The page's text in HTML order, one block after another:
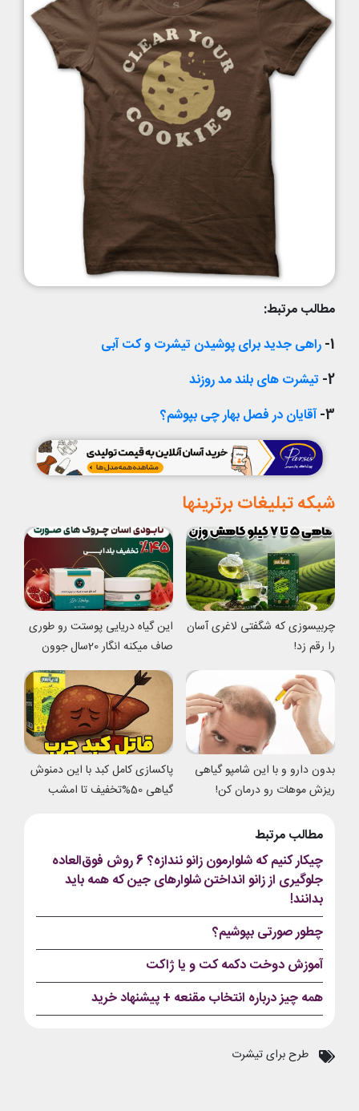
مطالب مرتبط:
1- راهی جدید برای پوشیدن تیشرت و کت آبی
2- تیشرت های بلند مد روزند
3- آقایان در فصل بهار چی بپوشم؟
شبکه تبلیغات برترینها
چربیسوزی که شگفتی لاغری آسان
را رقم زد!
این گیاه دریایی پوستت رو طوری
صاف میکنه انگار 20سال جوون
شدی
بدون دارو و با این شامپو گیاهی
ریزش موهات رو درمان کن!
پاکسازی کامل کبد با این دمنوش
گیاهی 50%تخفیف تا امشب
مطالب مرتبط
چیکار کنیم که شلوارمون زانو نندازه؟ 6 روش فوق‌العاده
جلوگیری از زانو انداختن شلوارهای جین که همه باید
بدانند!
چطور صورتی بپوشیم؟
آموزش دوخت دکمه کت و یا ژاکت
همه چیز درباره انتخاب مقنعه + پیشنهاد خرید
طرح برای تیشرت